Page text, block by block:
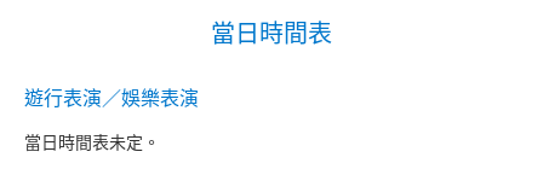
當日時間表
遊行表演／娛樂表演
當日時間表未定。